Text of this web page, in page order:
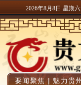
2026年8月8日 星期
要闻聚焦| 魅力贵